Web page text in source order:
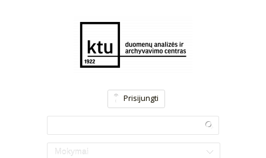
Prisijungti
Mokymai